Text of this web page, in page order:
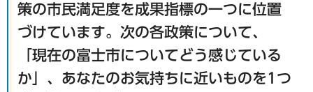
策の市民満足度を成果指標の一つに位置
づけています。次の各政策について、
「現在の富士市についてどう感じている
か」、あなたのお気持ちに近いものを1つ